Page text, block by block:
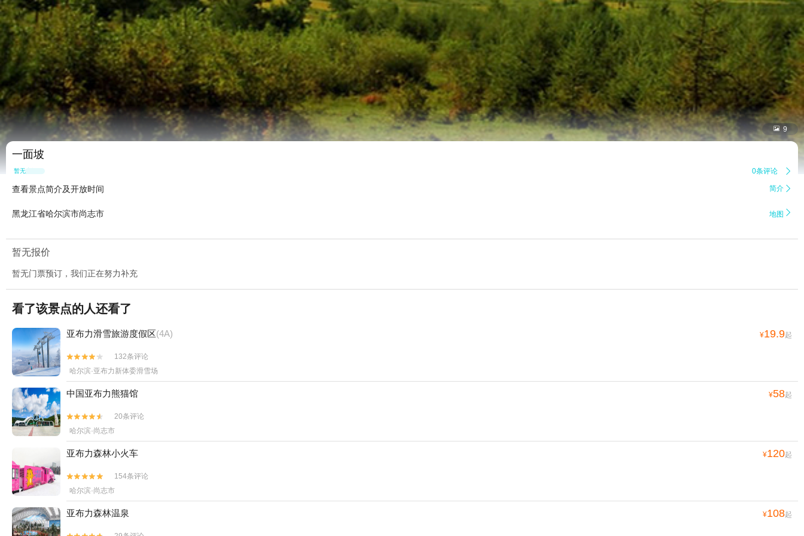
 9
一面坡
暂无点评 0条评论 
查看景点简介及开放时间 简介 
黑龙江省哈尔滨市尚志市 地图 
暂无报价
暂无门票预订，我们正在努力补充
看了该景点的人还看了
亚布力滑雪旅游度假区(4A) ¥19.9起


132条评论
哈尔滨·亚布力新体委滑雪场
中国亚布力熊猫馆 ¥58起


20条评论
哈尔滨·尚志市
亚布力森林小火车 ¥120起


154条评论
哈尔滨·尚志市
亚布力森林温泉 ¥108起